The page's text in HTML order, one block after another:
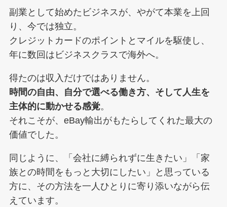
副業として始めたビジネスが、やがて本業を上回
り、今では独立。
クレジットカードのポイントとマイルを駆使し、
年に数回はビジネスクラスで海外へ。
得たのは収入だけではありません。
時間の自由、自分で選べる働き方、そして人生を
主体的に動かせる感覚。
それこそが、eBay輸出がもたらしてくれた最大の
価値でした。
同じように、「会社に縛られずに生きたい」「家
族との時間をもっと大切にしたい」と思っている
方に、その方法を一人ひとりに寄り添いながら伝
えています。